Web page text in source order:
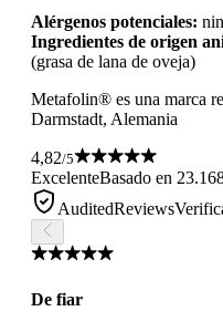
Alérgenos potenciales:
Ingredientes de origen
(grasa de lana de oveja)
Metafolin® es una marca
Darmstadt, Alemania
4,82/5
ExcelenteBasado en
AuditedReviews
De fiar